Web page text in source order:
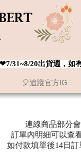
🎈追蹤官方IG
31~8/20出貨週，